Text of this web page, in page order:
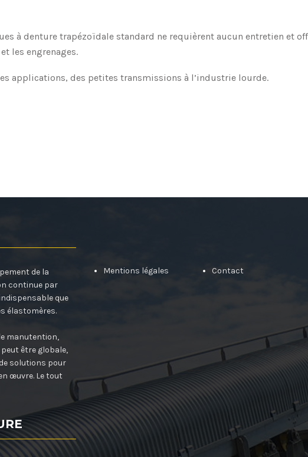
à denture trapézoïdale standard ne requièrent aucun entretien et
les engrenages.
applications, des petites transmissions à l’industrie lourde.
de la
continue par
que
élastomères.
manutention,
être globale,
solutions pour
œuvre. Le tout
Mentions légales Contact